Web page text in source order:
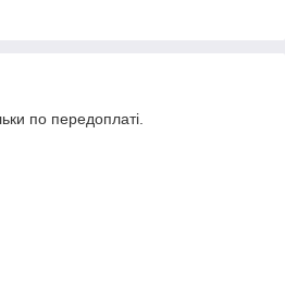
по передоплаті.